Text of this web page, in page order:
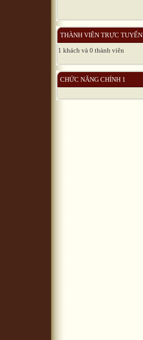
THÀNH VIÊN TRỰC TUYẾN
1 khách và 0 thành viên
CHỨC NĂNG CHÍNH 1